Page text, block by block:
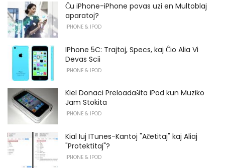
Ĉu iPhone-iPhone povas uzi en Multoblaj
aparatoj?
IPHONE & IPOD
IPhone 5C: Trajtoj, Specs, kaj Ĉio Alia Vi
Devas Scii
IPHONE & IPOD
Kiel Donaci Preloadaŝita iPod kun Muziko
Jam Stokita
IPHONE & IPOD
Kial Iuj ITunes-Kantoj "Aĉetitaj" kaj Aliaj
"Protektitaj"?
IPHONE & IPOD